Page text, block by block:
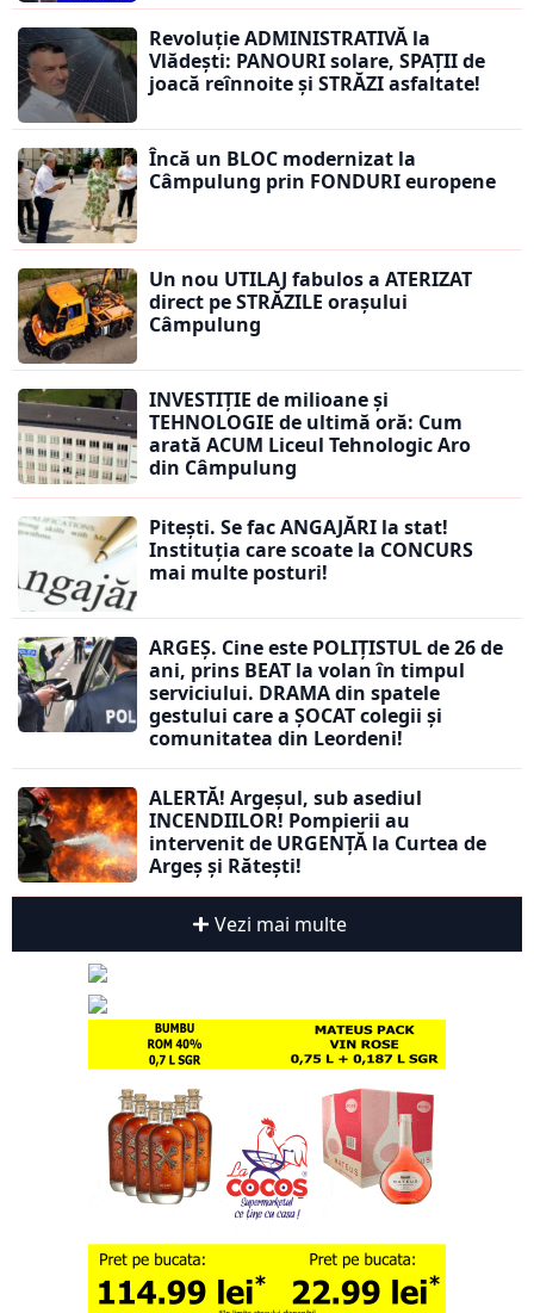
Revoluție ADMINISTRATIVĂ la
Vlădești: PANOURI solare, SPAȚII de
joacă reînnoite și STRĂZI asfaltate!
Încă un BLOC modernizat la
Câmpulung prin FONDURI europene
Un nou UTILAJ fabulos a ATERIZAT
direct pe STRĂZILE orașului
Câmpulung
INVESTIȚIE de milioane și
TEHNOLOGIE de ultimă oră: Cum
arată ACUM Liceul Tehnologic Aro
din Câmpulung
Pitești. Se fac ANGAJĂRI la stat!
Instituția care scoate la CONCURS
mai multe posturi!
ARGEȘ. Cine este POLIȚISTUL de 26 de
ani, prins BEAT la volan în timpul
serviciului. DRAMA din spatele
gestului care a ȘOCAT colegii și
comunitatea din Leordeni!
ALERTĂ! Argeșul, sub asediul
INCENDIILOR! Pompierii au
intervenit de URGENȚĂ la Curtea de
Argeș și Rătești!
Vezi mai multe